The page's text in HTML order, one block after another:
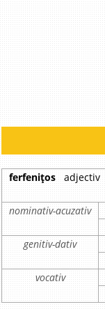
ferfenițos adjectiv
nominativ-acuzativ
genitiv-dativ
vocativ